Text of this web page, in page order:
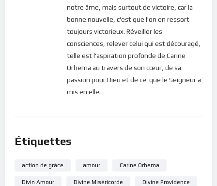
cliquer ici : [newsletter_button id=2 label=”S’abonner”
design=”twitter”]
Si vous voulez vous inscrire sur le site (afin d’être en mesure
de poster des commentaires) et pour les publications,
notre âme, mais surtout de victoire, car la
bonne nouvelle, c'est que l'on en ressort
toujours victorieux. Réveiller les
consciences, relever celui qui est découragé,
telle est l'aspiration profonde de Carine
Orhema au travers de son cœur, de sa
passion pour Dieu et de ce que le Seigneur a
mis en elle.
Étiquettes
action de grâce amour Carine Orhema
Divin Amour Divine Miséricorde Divine Providence